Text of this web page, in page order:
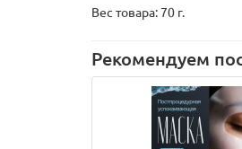
Вес товара: 70 г.
Рекомендуем